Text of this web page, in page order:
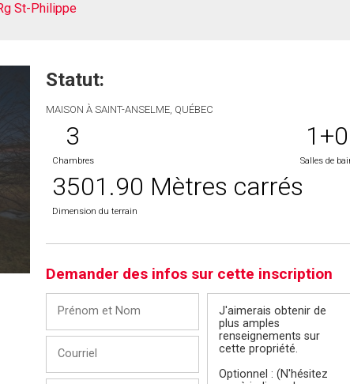
St-Philippe
Statut:
MAISON À SAINT-ANSELME, QUÉBEC
3
Chambres
1+0
Salles de
3501.90 Mètres carrés
Dimension du terrain
Demander des infos sur cette inscription
Nom